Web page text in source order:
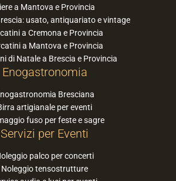
a Mantova e Provincia
usato, antiquariato e vintage
a Cremona e Provincia
a Mantova e Provincia
di Natale a Brescia e Provincia
Enogastronomia
Bresciana
artigianale per eventi
fuso per feste e sagre
Servizi per Eventi
palco per concerti
Noleggio tensostrutture